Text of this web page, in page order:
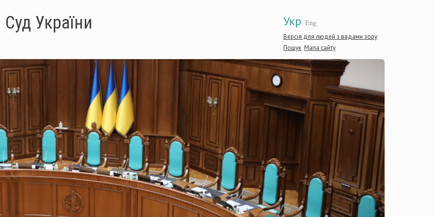
Укр Eng
Версія для людей з вадами зору
Пошук Мапа сайту
України
України